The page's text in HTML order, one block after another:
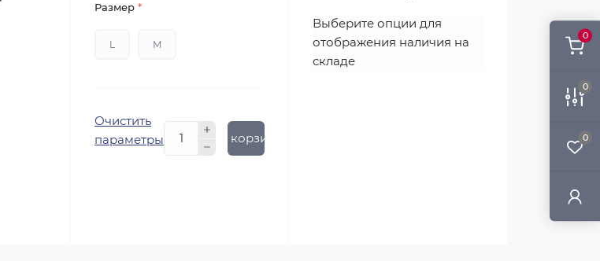
0
0
0
Размер *
L M
Очистить
параметры
В корзину
Выберите опции для
отображения наличия на
складе